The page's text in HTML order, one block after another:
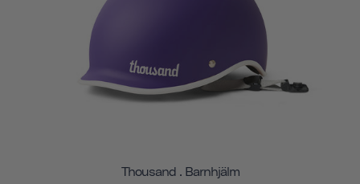
Thousand . Barnhjälm